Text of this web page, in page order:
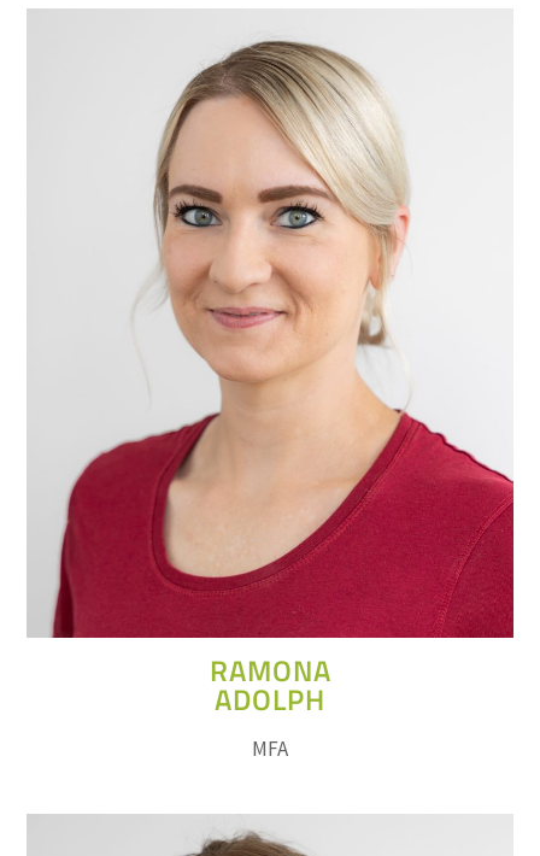
RAMONA
ADOLPH
MFA